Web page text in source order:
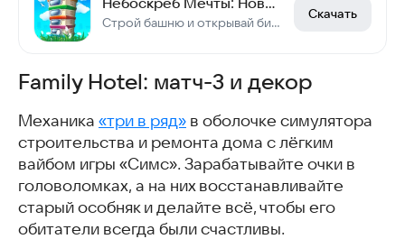
Строй башню и открывай бизнес на этажах!
Скачать
Family Hotel: матч-3 и декор
Механика «три в ряд» в оболочке симулятора
строительства и ремонта дома с лёгким
вайбом игры «Симс». Зарабатывайте очки в
головоломках, а на них восстанавливайте
старый особняк и делайте всё, чтобы его
обитатели всегда были счастливы.